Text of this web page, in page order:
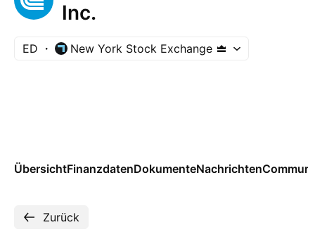
Inc.
ED New York Stock Exchange
ÜbersichtFinanzdatenDokumenteNachrichten
Zurück